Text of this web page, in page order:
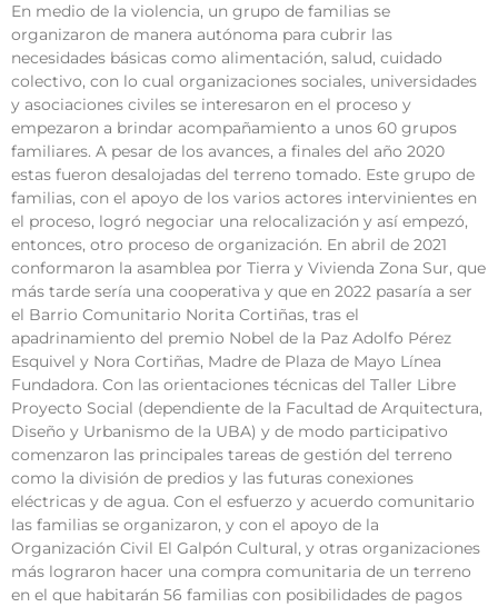
En medio de la violencia, un grupo de familias se
organizaron de manera autónoma para cubrir las
necesidades básicas como alimentación, salud, cuidado
colectivo, con lo cual organizaciones sociales, universidades
y asociaciones civiles se interesaron en el proceso y
empezaron a brindar acompañamiento a unos 60 grupos
familiares. A pesar de los avances, a finales del año 2020
estas fueron desalojadas del terreno tomado. Este grupo de
familias, con el apoyo de los varios actores intervinientes en
el proceso, logró negociar una relocalización y así empezó,
entonces, otro proceso de organización. En abril de 2021
conformaron la asamblea por Tierra y Vivienda Zona Sur, que
más tarde sería una cooperativa y que en 2022 pasaría a ser
el Barrio Comunitario Norita Cortiñas, tras el
apadrinamiento del premio Nobel de la Paz Adolfo Pérez
Esquivel y Nora Cortiñas, Madre de Plaza de Mayo Línea
Fundadora. Con las orientaciones técnicas del Taller Libre
Proyecto Social (dependiente de la Facultad de Arquitectura,
Diseño y Urbanismo de la UBA) y de modo participativo
comenzaron las principales tareas de gestión del terreno
como la división de predios y las futuras conexiones
eléctricas y de agua. Con el esfuerzo y acuerdo comunitario
las familias se organizaron, y con el apoyo de la
Organización Civil El Galpón Cultural, y otras organizaciones
más lograron hacer una compra comunitaria de un terreno
en el que habitarán 56 familias con posibilidades de pagos